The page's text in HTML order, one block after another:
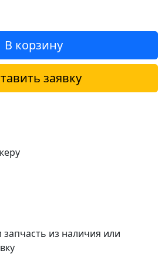
В корзину
заявку
из наличия или